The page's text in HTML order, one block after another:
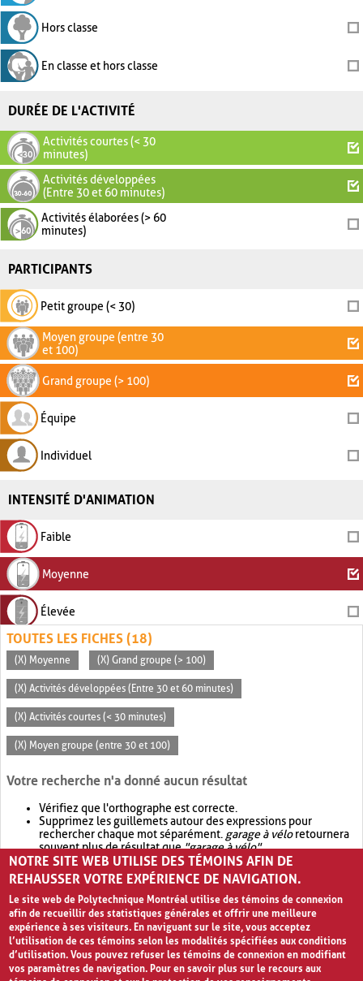
Hors classe
En classe et hors classe
DURÉE DE L'ACTIVITÉ
Activités courtes (< 30
minutes)
Activités développées
(Entre 30 et 60 minutes)
Activités élaborées (> 60
minutes)
PARTICIPANTS
Petit groupe (< 30)
Moyen groupe (entre 30
et 100)
Grand groupe (> 100)
Équipe
Individuel
INTENSITÉ D'ANIMATION
Faible
Moyenne
Élevée
TOUTES LES FICHES (18)
(X) Moyenne (X) Grand groupe (> 100)
(X) Activités développées (Entre 30 et 60 minutes)
(X) Activités courtes (< 30 minutes)
(X) Moyen groupe (entre 30 et 100)
Votre recherche n'a donné aucun résultat
Vérifiez que l'orthographe est correcte.
Supprimez les guillemets autour des expressions pour
rechercher chaque mot séparément. garage à véloretournera
souvent plus de résultat que"garage à vélo".
Envisagez d'élargir votre recherche avec OR.garage OR vélo
retournera souvent plus de résultat quegarage à vélo
NOTRE SITE WEB UTILISE DES TÉMOINS AFIN DE
REHAUSSER VOTRE EXPÉRIENCE DE NAVIGATION.
Le site web de Polytechnique Montréal utilise des témoins de connexion
afin de recueillir des statistiques générales et offrir une meilleure
expérience à ses visiteurs. En naviguant sur le site, vous acceptez
l’utilisation de ces témoins selon les modalités spécifiées aux conditions
d’utilisation. Vous pouvez refuser les témoins de connexion en modifiant
vos paramètres de navigation. Pour en savoir plus sur le recours aux